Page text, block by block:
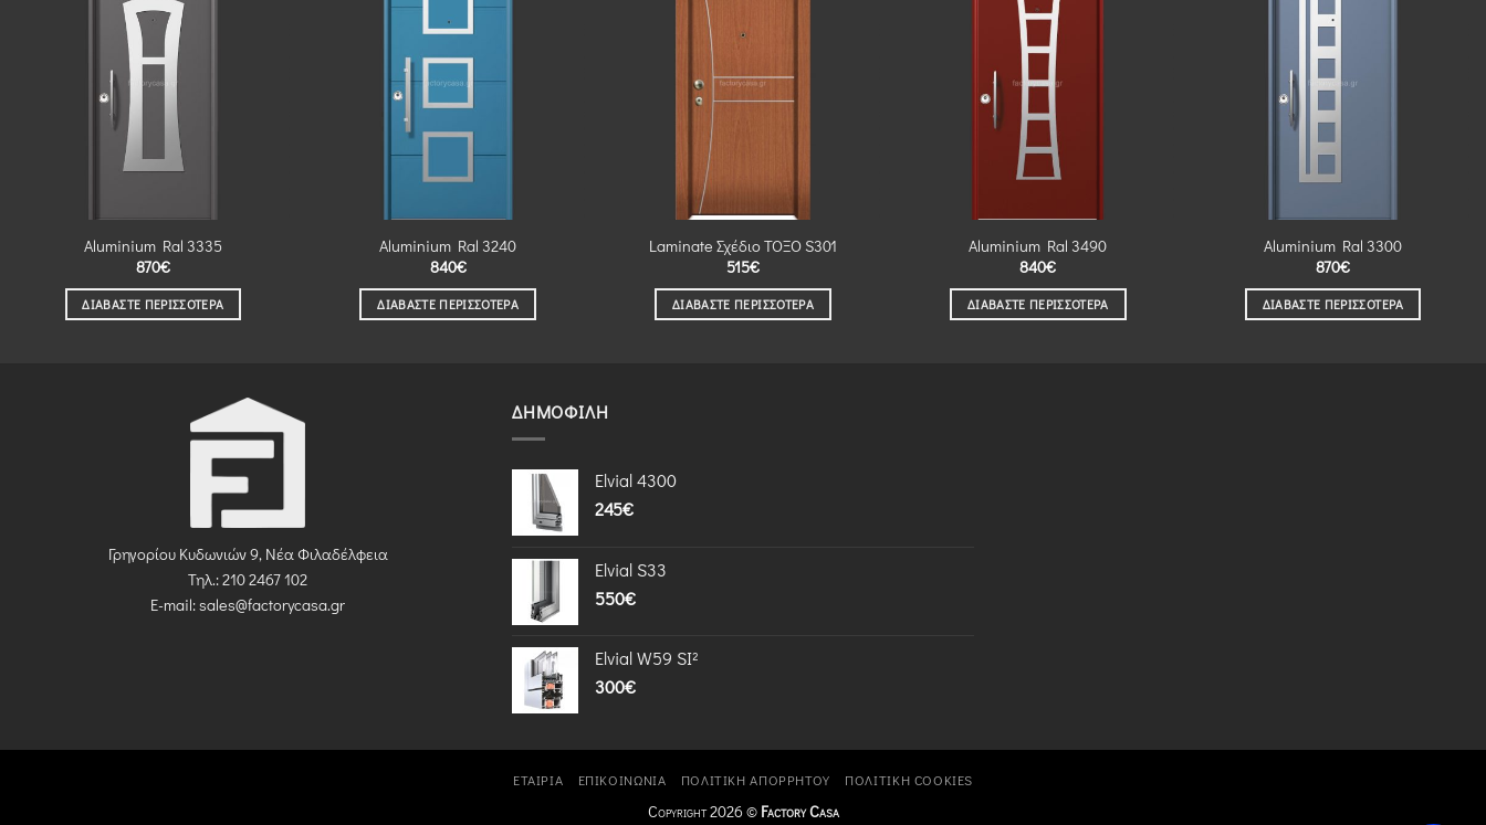
Aluminium Ral 3335
870€
ΔΙΑΒΆΣΤΕ ΠΕΡΙΣΣΌΤΕΡΑ
Aluminium Ral 3240
840€
ΔΙΑΒΆΣΤΕ ΠΕΡΙΣΣΌΤΕΡΑ
Laminate Σχέδιο ΤΟΞΟ S301
515€
ΔΙΑΒΆΣΤΕ ΠΕΡΙΣΣΌΤΕΡΑ
Aluminium Ral 3490
840€
ΔΙΑΒΆΣΤΕ ΠΕΡΙΣΣΌΤΕΡΑ
Aluminium Ral 3300
870€
ΔΙΑΒΆΣΤΕ ΠΕΡΙΣΣΌΤΕΡΑ
Γρηγορίου Κυδωνιών 9, Νέα Φιλαδέλφεια
Τηλ.: 210 2467 102
E-mail:sales@factorycasa.gr
ΔΗΜΟΦΙΛΉ
Elvial 4300
245€
Elvial S33
550€
Elvial W59 SI²
300€
ΕΤΑΙΡΊΑ ΕΠΙΚΟΙΝΩΝΊΑ ΠΟΛΙΤΙΚΉ ΑΠΟΡΡΉΤΟΥ ΠΟΛΙΤΙΚΉ COOKIES
Copyright 2026 © Factory Casa